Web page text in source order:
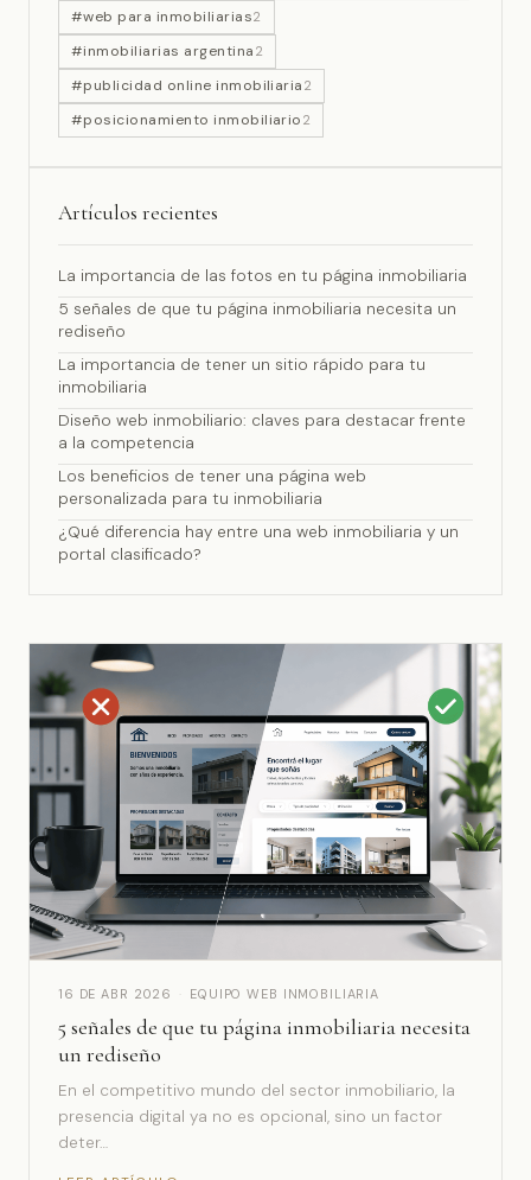
#web para inmobiliarias2
#inmobiliarias argentina 2
#publicidad online inmobiliaria 2
#posicionamiento inmobiliario 2
Artículos recientes
La importancia de las fotos en tu página inmobiliaria
5 señales de que tu página inmobiliaria necesita un
rediseño
La importancia de tener un sitio rápido para tu
inmobiliaria
Diseño web inmobiliario: claves para destacar frente
a la competencia
Los beneficios de tener una página web
personalizada para tu inmobiliaria
¿Qué diferencia hay entre una web inmobiliaria y un
portal clasificado?
16 DE ABR 2026 EQUIPO WEB INMOBILIARIA
5 señales de que tu página inmobiliaria necesita
un rediseño
En el competitivo mundo del sector inmobiliario, la
presencia digital ya no es opcional, sino un factor
deter…